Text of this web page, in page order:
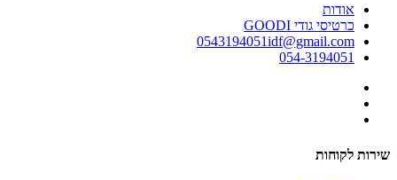
אודות
כרטיסי גודי GOODI
0543194051idf@gmail.com
054-3194051
שירות לקוחות